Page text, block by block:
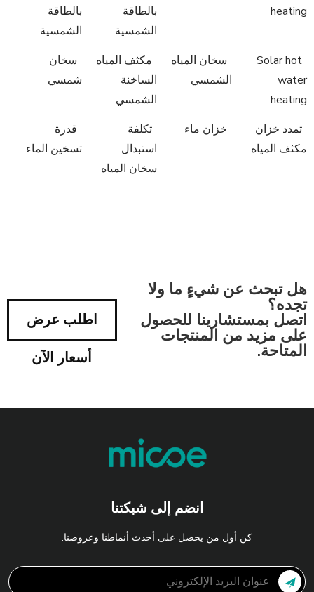
heating
بالطاقة
الشمسية
بالطاقة
الشمسية
Solar hot
water
heating
سخان المياه
الشمسي
مكثف المياه
الساخنة
الشمسي
سخان
شمسي
تمدد خزان
مكثف المياه
خزان ماء
تكلفة
استبدال
سخان المياه
قدرة
تسخين الماء
هل تبحث عن شيءٍ ما ولا
تجده؟
اتصل بمستشارينا للحصول
على مزيد من المنتجات
المتاحة.
اطلب عرض
أسعار الآن
انضم إلى شبكتنا
كن أول من يحصل على أحدث أنماطنا وعروضنا.